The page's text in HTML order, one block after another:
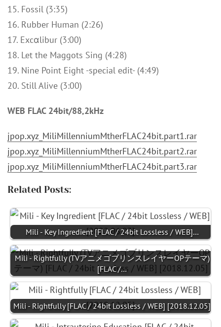
15. Fossil (3:35)
16. Rubber Human (2:26)
17. Excαlibur (3:00)
18. Let the Maggots Sing (4:28)
19. Nine Point Eight -special edit- (4:49)
20. Still Alive (3:00)
WEB FLAC 24bit/88,2kHz
jpop.xyz_MiliMillenniumMtherFLAC24bit.part1.rar
jpop.xyz_MiliMillenniumMtherFLAC24bit.part2.rar
jpop.xyz_MiliMillenniumMtherFLAC24bit.part3.rar
Related Posts:
Mili - Key Ingredient [FLAC / 24bit Lossless / WEB]…
Mili - Rightfully (TVアニメゴブリンスレイヤーOPテーマ)
[FLAC /…
Mili - Rightfully [FLAC / 24bit Lossless / WEB] [2018.12.05]